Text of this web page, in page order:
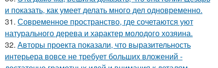
и показать, как умеет делать много дел одновременно.
31. Современное пространство, где сочетаются уют
натурального дерева и характер молодого хозяина.
32. Авторы проекта показали, что выразительность
интерьера вовсе не требует больших вложений -